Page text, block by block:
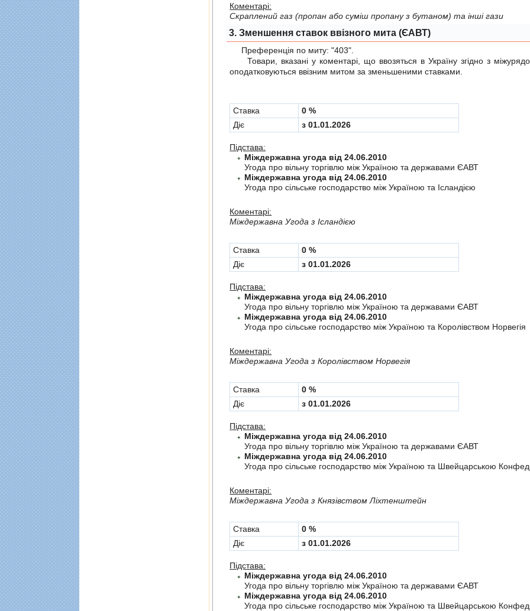
Коментарі:
Скраплений газ (пропан або суміш пропану з бутаном) та інші гази
3. Зменшення ставок ввізного мита (ЄАВТ)
Преференція по миту:"403"
Товари, вказані у коментарі, що ввозяться в Україну згiдно з
оподатковуються ввізним митом за зменьшеними ставками.
Cтавка
0 %
Діє
з 01.01.2026
Підстава:
Міждержавна угода від 24.06.2010
Угода про вiльну торгiвлю мiж Україною та державами ЄАВТ
Міждержавна угода від 24.06.2010
Угода про сiльське господарство мiж Україною та Iсландiєю
Коментарі:
Мiждержавна Угода з Ісландією
Cтавка
0 %
Діє
з 01.01.2026
Підстава:
Міждержавна угода від 24.06.2010
Угода про вiльну торгiвлю мiж Україною та державами ЄАВТ
Міждержавна угода від 24.06.2010
Угода про сiльське господарство мiж Україною та Королiвством Норвегiя
Коментарі:
Мiждержавна Угода з Королiвством Норвегія
Cтавка
0 %
Діє
з 01.01.2026
Підстава:
Міждержавна угода від 24.06.2010
Угода про вiльну торгiвлю мiж Україною та державами ЄАВТ
Міждержавна угода від 24.06.2010
Угода про сiльське господарство мiж Україною та Швейцарською
Коментарі:
Мiждержавна Угода з Князiвством Лiхтенштейн
Cтавка
0 %
Діє
з 01.01.2026
Підстава:
Міждержавна угода від 24.06.2010
Угода про вiльну торгiвлю мiж Україною та державами ЄАВТ
Міждержавна угода від 24.06.2010
Угода про сiльське господарство мiж Україною та Швейцарською